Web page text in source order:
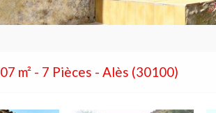
m² - 7 Pièces - Alès (30100)